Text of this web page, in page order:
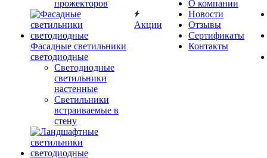
прожекторов
Фасадные светильники
светодиодные
Светодиодные
светильники
настенные
Светильники
встраиваемые в
стену
Акции
О компании
Новости
Отзывы
Сертификаты
Контакты